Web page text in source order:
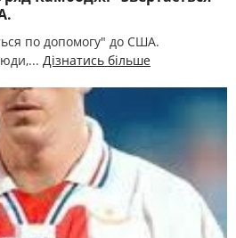
по допомогу" до США.
Дізнатись більше